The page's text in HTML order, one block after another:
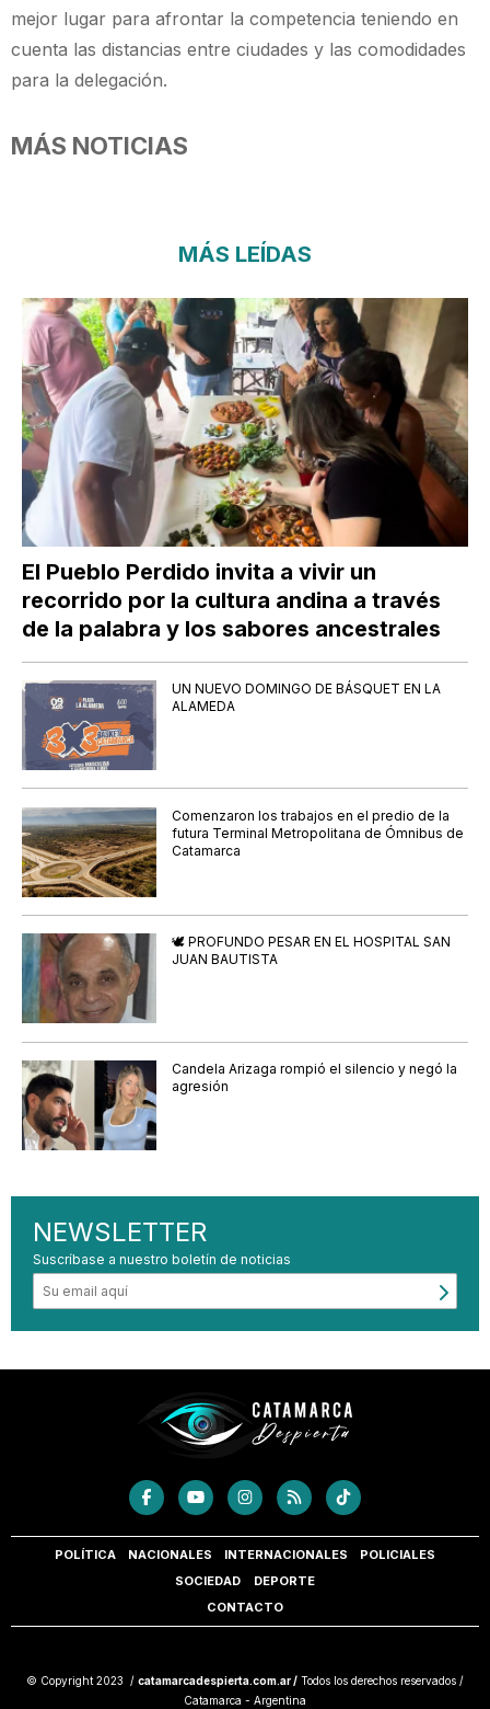
mejor lugar para afrontar la competencia teniendo en
cuenta las distancias entre ciudades y las comodidades
para la delegación.
MÁS NOTICIAS
MÁS LEÍDAS
El Pueblo Perdido invita a vivir un
recorrido por la cultura andina a través
de la palabra y los sabores ancestrales
UN NUEVO DOMINGO DE BÁSQUET EN LA
ALAMEDA
Comenzaron los trabajos en el predio de la
futura Terminal Metropolitana de Ómnibus de
Catamarca
🕊️ PROFUNDO PESAR EN EL HOSPITAL SAN
JUAN BAUTISTA
Candela Arizaga rompió el silencio y negó la
agresión
NEWSLETTER
Suscríbase a nuestro boletín de noticias
POLÍTICA NACIONALES INTERNACIONALES
POLICIALES
SOCIEDAD
DEPORTE
CONTACTO
© Copyright 2023 / catamarcadespierta.com.ar / Todos los derechos reservados /
Catamarca - Argentina